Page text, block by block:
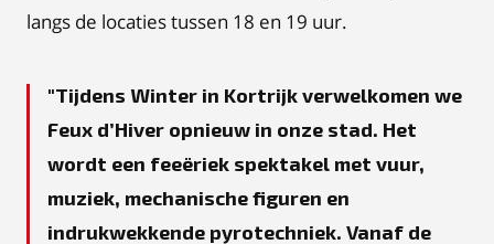
langs de locaties tussen 18 en 19 uur.
Tijdens Winter in Kortrijk verwelkomen we
Feux d’Hiver opnieuw in onze stad. Het
wordt een feeëriek spektakel met vuur,
muziek, mechanische figuren en
indrukwekkende pyrotechniek. Vanaf de